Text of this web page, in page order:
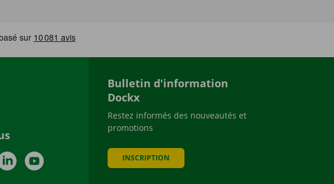
LinkedInYouTube
Bulletin d'information
Dockx
Restez informés des nouveautés et
promotions
INSCRIPTION